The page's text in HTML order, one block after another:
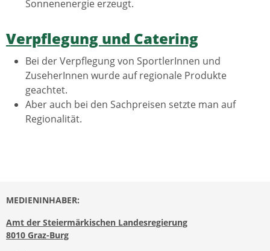
Sonnenenergie erzeugt.
Verpflegung und Catering
Bei der Verpflegung von SportlerInnen und
ZuseherInnen wurde auf regionale Produkte
geachtet.
Aber auch bei den Sachpreisen setzte man auf
Regionalität.
MEDIENINHABER:
Amt der Steiermärkischen Landesregierung
8010 Graz-Burg